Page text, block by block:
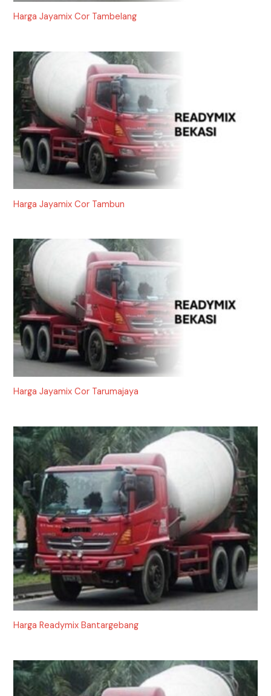
Harga Jayamix Cor Tambelang
Harga Jayamix Cor Tambun
Harga Jayamix Cor Tarumajaya
Harga Readymix Bantargebang